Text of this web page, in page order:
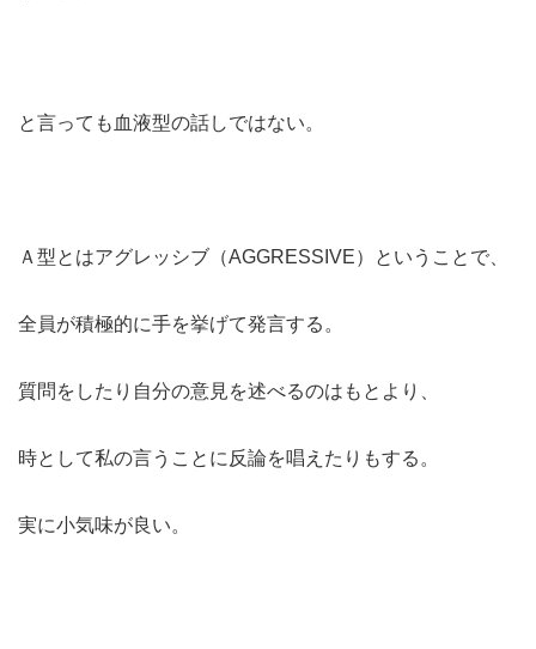
と言っても血液型の話しではない。
Ａ型とはアグレッシブ（AGGRESSIVE）ということで、
全員が積極的に手を挙げて発言する。
質問をしたり自分の意見を述べるのはもとより、
時として私の言うことに反論を唱えたりもする。
実に小気味が良い。